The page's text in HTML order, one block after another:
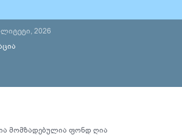
2026
მომზადებულია ფონდ ღია